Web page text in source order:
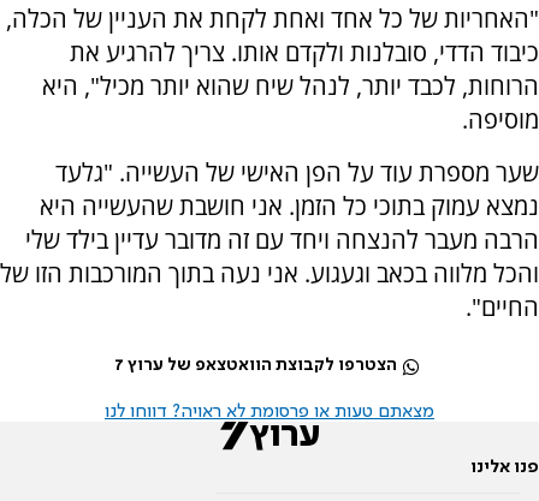
"האחריות של כל אחד ואחת לקחת את העניין של הכלה,
כיבוד הדדי, סובלנות ולקדם אותו. צריך להרגיע את
הרוחות, לכבד יותר, לנהל שיח שהוא יותר מכיל", היא
מוסיפה.
שער מספרת עוד על הפן האישי של העשייה. "גלעד
נמצא עמוק בתוכי כל הזמן. אני חושבת שהעשייה היא
הרבה מעבר להנצחה ויחד עם זה מדובר עדיין בילד שלי
והכל מלווה בכאב וגעגוע. אני נעה בתוך המורכבות הזו של
החיים".
הצטרפו לקבוצת הוואטצאפ של ערוץ 7
מצאתם טעות או פרסומת לא ראויה? דווחו לנו
פנו אלינו